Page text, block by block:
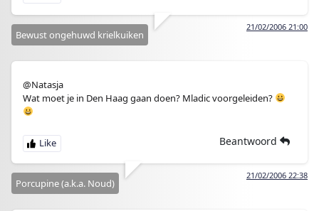
21/02/2006 21:00
Bewust ongehuwd krielkuiken
@Natasja
Wat moet je in Den Haag gaan doen? Mladic voorgeleiden?
Beantwoord
21/02/2006 22:38
Porcupine (a.k.a. Noud)